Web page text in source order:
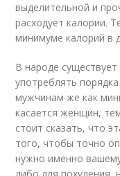
выделительной и
расходует калории.
минимуме калорий в
В народе
употреблять
мужчинам же как
касается женщин,
стоит сказать, что
того, чтобы точно
нужно именно